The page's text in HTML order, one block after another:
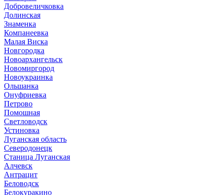
Добровеличковка
Долинская
Знаменка
Компанеевка
Малая Виска
Новгородка
Новоархангельск
Новомиргород
Новоукраинка
Ольшанка
Онуфриевка
Петрово
Помошная
Светловодск
Устиновка
Луганская область
Северодонецк
Станица Луганская
Алчевск
Антрацит
Беловодск
Белокуракино